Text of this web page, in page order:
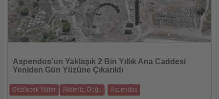
Aspendos'un Yaklaşık 2 Bin Yıllık Ana Caddesi
Yeniden Gün Yüzüne Çıkarıldı
Gezilecek Yerler Akdeniz, Doğu - Aspendos